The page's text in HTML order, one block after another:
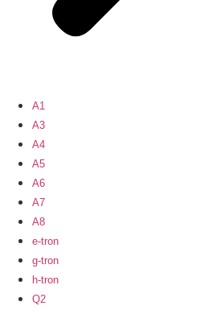
A1
A3
A4
A5
A6
A7
A8
e-tron
g-tron
h-tron
Q2